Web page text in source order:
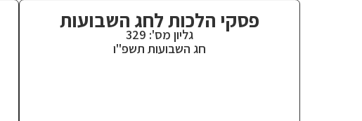
פסקי הלכות לחג השבועות
גליון מס': 329
חג השבועות תשפ"ו